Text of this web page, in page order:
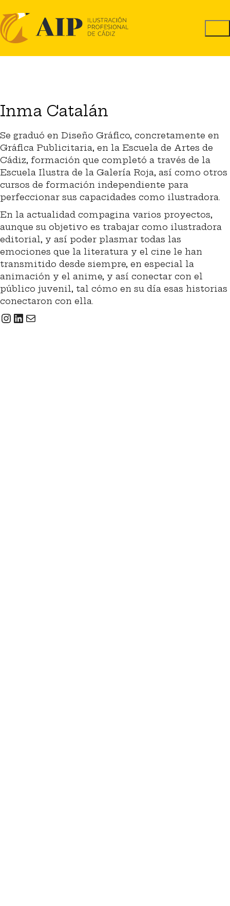
Inma Catalán
Se graduó en Diseño Gráfico, concretamente en
Gráfica Publicitaria, en la Escuela de Artes de
Cádiz, formación que completó a través de la
Escuela Ilustra de la Galería Roja, así como otros
cursos de formación independiente para
perfeccionar sus capacidades como ilustradora.
En la actualidad compagina varios proyectos,
aunque su objetivo es trabajar como ilustradora
editorial, y así poder plasmar todas las
emociones que la literatura y el cine le han
transmitido desde siempre, en especial la
animación y el anime, y así conectar con el
público juvenil, tal cómo en su día esas historias
conectaron con ella.
Instagram
LinkedIn
Correo electrónico